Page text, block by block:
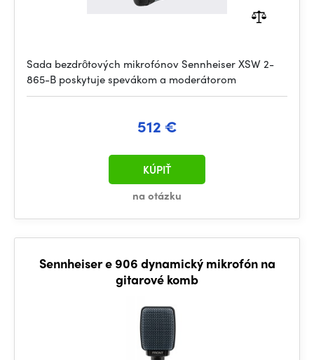
Sada bezdrôtových mikrofónov Sennheiser XSW 2-
865-B poskytuje spevákom a moderátorom
512 €
na otázku
KÚPIŤ
Sennheiser e 906 dynamický mikrofón na
gitarové komb